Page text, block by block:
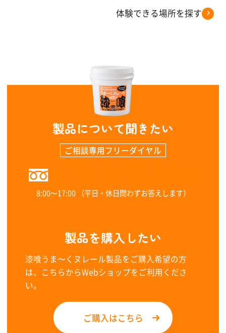
体験できる場所を探す
製品について聞きたい
ご相談専用フリーダイヤル
0120-323-960
8:00〜17:00 （平日・休日問わずお答えします）
製品を購入したい
漆喰うま〜くヌレール製品をご購入希望の方
は、こちらからWebショップをご利用くださ
い。
ご購入はこちら